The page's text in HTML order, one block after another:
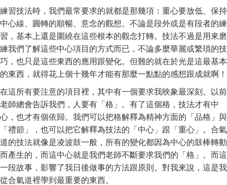
練習技法時，我們最常要求的就都是那幾項：重心要放低、保持
中心線、圓轉的順暢、意念的觀想。不論是段外或是有段者的練
習，基本上還是圍繞在這些根本的觀念打轉。技法不過是用來磨
練我們了解這些中心項目的方式而已，不論多麼華麗或繁瑣的技
巧，也只是這些東西的應用跟變化。但難的就在於光是這最基本
的東西，就得花上個十幾年才能有那麼一點點的感想跟成就啊！
在這所有要注意的項目裡，其中有一個要求我映象最深刻。以前
老師總會告訴我們，人要有「格」。有了這個格，技法才有中
心，也才有個依歸。我們可以把格解釋為精神方面的「品格」與
「禮節」，也可以把它解釋為技法的「中心」跟「重心」。合氣
道的技法就像是凌波鼓一般，所有的變化都因為中心的鼓棒轉動
而產生的，而這中心就是我們老師不斷要求我們的「格」。而這
一段故事，影響了我日後做事的方法跟原則。對我來說，這是我
從合氣道裡學到最重要的東西。